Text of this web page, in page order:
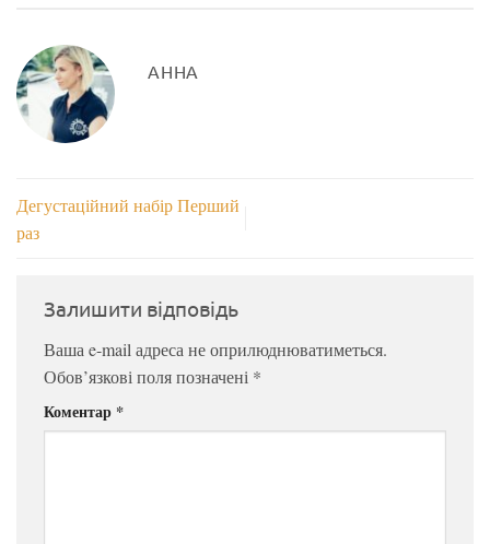
АННА
Дегустаційний набір Перший
раз
Залишити відповідь
Ваша e-mail адреса не оприлюднюватиметься.
Обов’язкові поля позначені *
Коментар *